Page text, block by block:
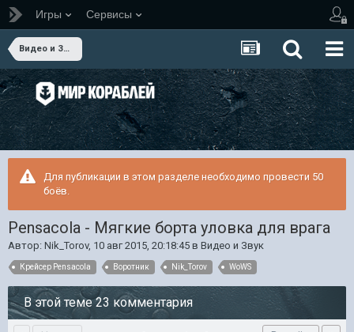
Игры Сервисы
Видео и Звук
Для публикации в этом разделе необходимо провести 50
боёв.
Pensacola - Мягкие борта уловка для врага
Автор: Nik_Torov, 10 авг 2015, 20:18:45 в Видео и Звук
Крейсер Pensacola Воротник Nik_Torov WoWS
В этой теме 23 комментария